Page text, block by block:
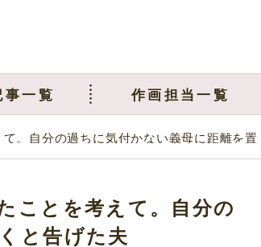
事一覧 作画担当一覧
。自分の過ちに気付かない義母に距離を
ことを考えて。自分の
と告げた夫